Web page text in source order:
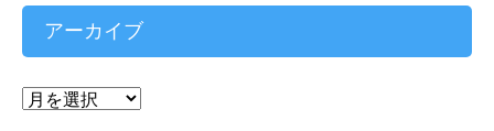
ゴ
ー
アーカイブ
ア